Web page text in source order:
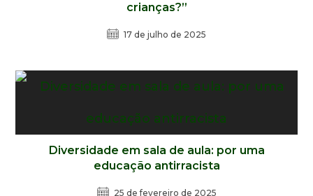
crianças?”
17 de julho de 2025
Diversidade em sala de aula: por uma
educação antirracista
25 de fevereiro de 2025